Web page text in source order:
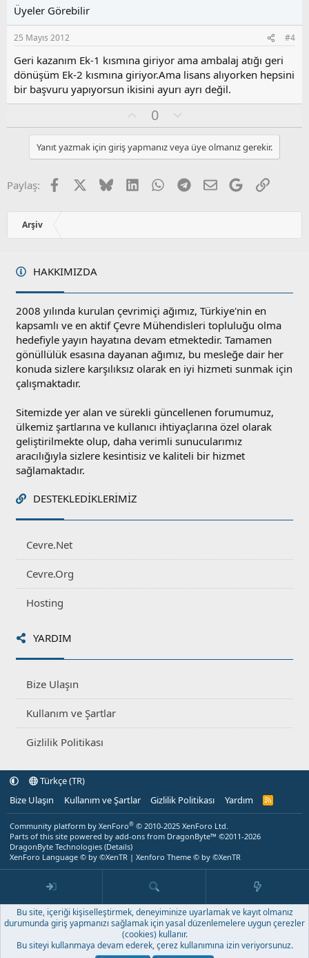
s
u
z
o
y
l
Üyeler Görebilir
25 Mayıs 2012 #4
Geri kazanım Ek-1 kısmına giriyor ama ambalaj atığı geri
dönüşüm Ek-2 kısmına giriyor.Ama lisans alıyorken hepsini
bir başvuru yapıyorsun ikisini ayurı ayrı değil.
y
l
a
0
l
u
m
u
z
o
l
Yanıt yazmak için giriş yapmanız veya üye olmanız gerekir.
Paylaş: Facebook BlueskyLinkedInWhatsApp
Telegram
E-postaGoogleLink
Arşiv
HAKKIMIZDA
2008 yılında kurulan çevrimiçi ağımız, Türkiye'nin en
kapsamlı ve en aktif Çevre Mühendisleri topluluğu olma
hedefiyle yayın hayatına devam etmektedir. Tamamen
gönüllülük esasına dayanan ağımız, bu mesleğe dair her
konuda sizlere karşılıksız olarak en iyi hizmeti sunmak için
çalışmaktadır.
Sitemizde yer alan ve sürekli güncellenen forumumuz,
ülkemiz şartlarına ve kullanıcı ihtiyaçlarına özel olarak
geliştirilmekte olup, daha verimli sunucularımız
aracılığıyla sizlere kesintisiz ve kaliteli bir hizmet
sağlamaktadır.
DESTEKLEDIKLERIMIZ
Cevre.Net
Cevre.Org
Hosting
YARDIM
Bize Ulaşın
Kullanım ve Şartlar
Gizlilik Politikası
Türkçe (TR)
Bize Ulaşın
Kullanım ve Şartlar Gizlilik Politikası Yardım
R
Community platform by XenForo® © 2010-2025 XenForo Ltd.
Parts of this site powered by add-ons from DragonByte™ ©2011-2026
DragonByte Technologies (Details)
XenForo Language © by ©XenTR | Xenforo Theme © by ©XenTR
Bu site, içeriği kişiselleştirmek, deneyiminize uyarlamak ve kayıt olmanız
durumunda giriş yapmanızı sağlamak için yasal düzenlemelere uygun çerezler
(cookies) kullanır.
Bu siteyi kullanmaya devam ederek, çerez kullanımına izin veriyorsunuz.